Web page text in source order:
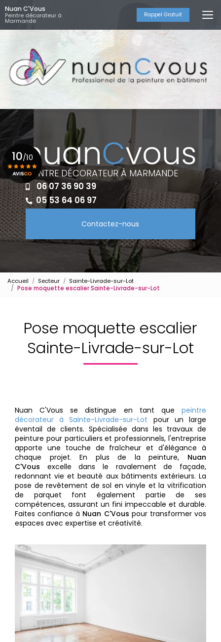
Aller
au
contenu
principal
Nuan C'Vous
Peintre décorateur à
Marmande
Rappel Gratuit
PEINTRE DÉCORATEUR À MARMANDE
06 07 36 90 39
05 53 64 06 97
Contactez-nous
10/10
Voir le certificat
Accueil Secteur
Sainte-Livrade-sur-Lot
Pose moquette escalier Sainte-Livrade-sur-Lot
Pose moquette escalier
Sainte-Livrade-sur-Lot
Nuan C'Vous se distingue en tant que peintre
décorateur à Sainte-Livrade-sur-Lot pour un large
éventail de clients. Spécialisée dans les travaux de
peinture pour particuliers et professionnels, l'entreprise
apporte une touche de fraîcheur et d'élégance à
chaque projet. En plus de la peinture, Nuan
C'Vous excelle dans le ravalement de façade,
redonnant vie et beauté aux bâtiments extérieurs. La
pose de revêtement de sol en vinyle et la vitrification
de parquet font également partie de ses
compétences, assurant un fini impeccable et durable.
Faites confiance à Nuan C'Vous pour transformer vos
espaces avec expertise et créativité.